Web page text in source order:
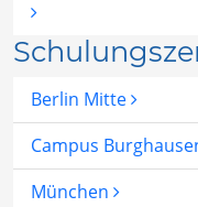
Berlin Mitte
Campus
München